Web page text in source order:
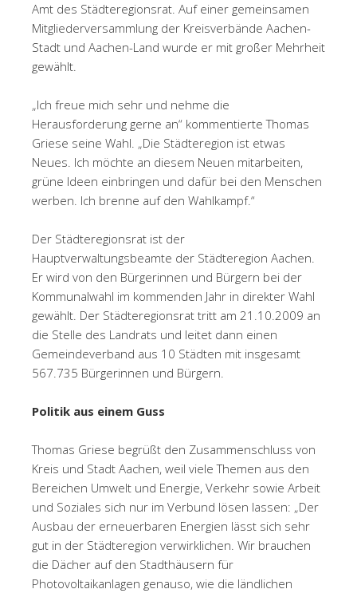
Amt des Städteregionsrat. Auf einer gemeinsamen
Mitgliederversammlung der Kreisverbände Aachen-
Stadt und Aachen-Land wurde er mit großer Mehrheit
gewählt.
„Ich freue mich sehr und nehme die
Herausforderung gerne an“ kommentierte Thomas
Griese seine Wahl. „Die Städteregion ist etwas
Neues. Ich möchte an diesem Neuen mitarbeiten,
grüne Ideen einbringen und dafür bei den Menschen
werben. Ich brenne auf den Wahlkampf.“
Der Städteregionsrat ist der
Hauptverwaltungsbeamte der Städteregion Aachen.
Er wird von den Bürgerinnen und Bürgern bei der
Kommunalwahl im kommenden Jahr in direkter Wahl
gewählt. Der Städteregionsrat tritt am 21.10.2009 an
die Stelle des Landrats und leitet dann einen
Gemeindeverband aus 10 Städten mit insgesamt
567.735 Bürgerinnen und Bürgern.
Politik aus einem Guss
Thomas Griese begrüßt den Zusammenschluss von
Kreis und Stadt Aachen, weil viele Themen aus den
Bereichen Umwelt und Energie, Verkehr sowie Arbeit
und Soziales sich nur im Verbund lösen lassen: „Der
Ausbau der erneuerbaren Energien lässt sich sehr
gut in der Städteregion verwirklichen. Wir brauchen
die Dächer auf den Stadthäusern für
Photovoltaikanlagen genauso, wie die ländlichen